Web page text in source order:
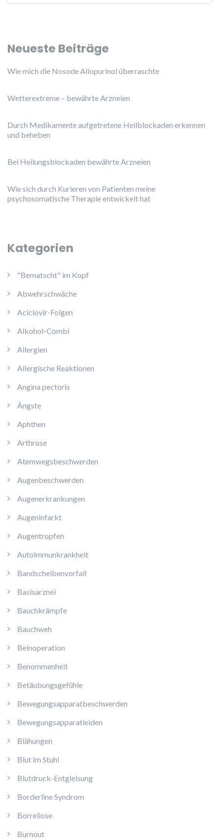
Neueste Beiträge
Wie mich die Nosode Allopurinol überraschte
Wetterextreme – bewährte Arzneien
Durch Medikamente aufgetretene Heilblockaden erkennen
und beheben
Bei Heilungsblockaden bewährte Arzneien
Wie sich durch Kurieren von Patienten meine
psychosomatische Therapie entwickelt hat
Kategorien
"Bematscht" im Kopf
Abwehrschwäche
Aciclovir-Folgen
Alkohol-Combi
Allergien
Allergische Reaktionen
Angina pectoris
Ängste
Aphthen
Arthrose
Atemwegsbeschwerden
Augenbeschwerden
Augenerkrankungen
Augeninfarkt
Augentropfen
Autoimmunkrankheit
Bandscheibenvorfall
Basisarznei
Bauchkrämpfe
Bauchweh
Beinoperation
Benommenheit
Betäubungsgefühle
Bewegungsapparatbeschwerden
Bewegungsapparatleiden
Blähungen
Blut im Stuhl
Blutdruck-Entgleisung
Borderline Syndrom
Borreliose
Burnout